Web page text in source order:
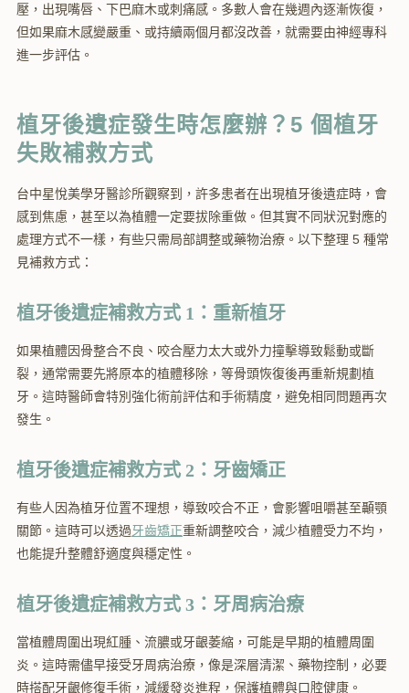
壓，出現嘴唇、下巴麻木或刺痛感。多數人會在幾週內逐漸恢復，
但如果麻木感變嚴重、或持續兩個月都沒改善，就需要由神經專科
進一步評估。
植牙後遺症發生時怎麼辦？5 個植牙
失敗補救方式
台中星悅美學牙醫診所觀察到，許多患者在出現植牙後遺症時，會
感到焦慮，甚至以為植體一定要拔除重做。但其實不同狀況對應的
處理方式不一樣，有些只需局部調整或藥物治療。以下整理 5 種常
見補救方式：
植牙後遺症補救方式 1：重新植牙
如果植體因骨整合不良、咬合壓力太大或外力撞擊導致鬆動或斷
裂，通常需要先將原本的植體移除，等骨頭恢復後再重新規劃植
牙。這時醫師會特別強化術前評估和手術精度，避免相同問題再次
發生。
植牙後遺症補救方式 2：牙齒矯正
有些人因為植牙位置不理想，導致咬合不正，會影響咀嚼甚至顳顎
關節。這時可以透過牙齒矯正重新調整咬合，減少植體受力不均，
也能提升整體舒適度與穩定性。
植牙後遺症補救方式 3：牙周病治療
當植體周圍出現紅腫、流膿或牙齦萎縮，可能是早期的植體周圍
炎。這時需儘早接受牙周病治療，像是深層清潔、藥物控制，必要
時搭配牙齦修復手術，減緩發炎進程，保護植體與口腔健康。